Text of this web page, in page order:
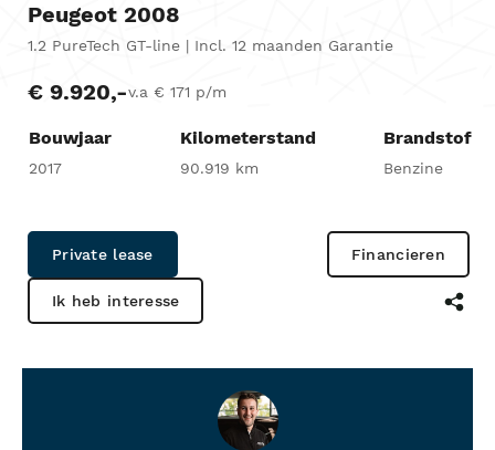
Peugeot 2008
1.2 PureTech GT-line | Incl. 12 maanden Garantie
€ 9.920,-v.a € 171 p/m
Bouwjaar
2017
Kilometerstand
90.919 km
Brandstof
Benzine
Private lease Financieren
Ik heb interesse